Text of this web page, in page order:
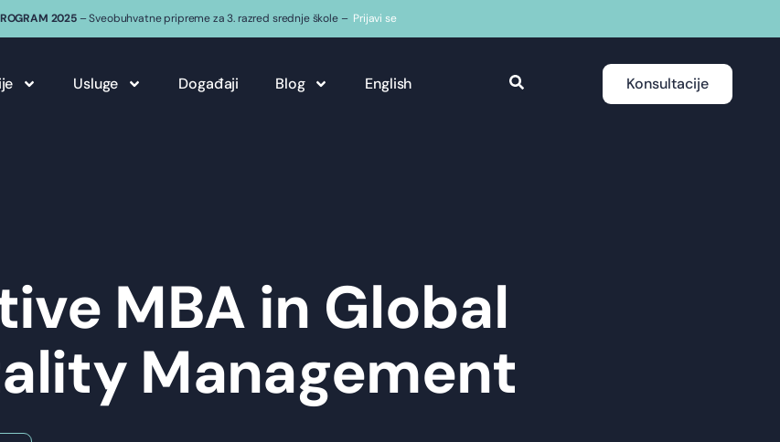
2025– Sveobuhvatne pripreme za 3. razred srednje škole – Prijavi se
Usluge Događaji Blog English Konsultacije
MBA in Global
Management